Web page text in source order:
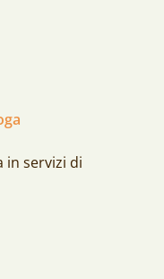
in servizi di